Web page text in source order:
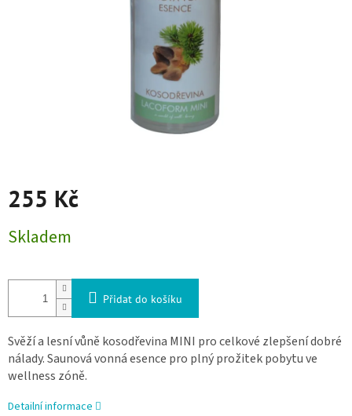
255 Kč
Skladem
Přidat do košíku
Svěží a lesní vůně kosodřevina MINI pro celkové zlepšení dobré
nálady. Saunová vonná esence pro plný prožitek pobytu ve
wellness zóně.
Detailní informace